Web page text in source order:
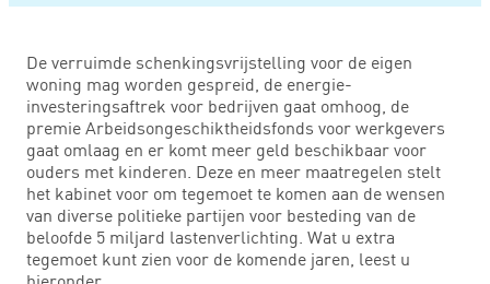
De verruimde schenkingsvrijstelling voor de eigen
woning mag worden gespreid, de energie-
investeringsaftrek voor bedrijven gaat omhoog, de
premie Arbeidsongeschiktheidsfonds voor werkgevers
gaat omlaag en er komt meer geld beschikbaar voor
ouders met kinderen. Deze en meer maatregelen stelt
het kabinet voor om tegemoet te komen aan de wensen
van diverse politieke partijen voor besteding van de
beloofde 5 miljard lastenverlichting. Wat u extra
tegemoet kunt zien voor de komende jaren, leest u